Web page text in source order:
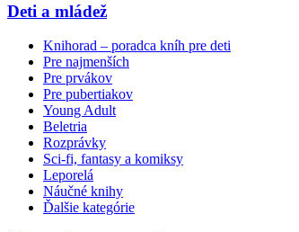
Deti a mládež
Knihorad – poradca kníh pre deti
Pre najmenších
Pre prvákov
Pre pubertiakov
Young Adult
Beletria
Rozprávky
Sci-fi, fantasy a komiksy
Leporelá
Náučné knihy
Ďalšie kategórie